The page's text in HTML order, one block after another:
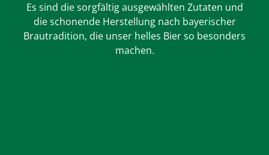
Es sind die sorgfältig ausgewählten Zutaten und
die schonende Herstellung nach bayerischer
Brautradition, die unser helles Bier so besonders
machen.